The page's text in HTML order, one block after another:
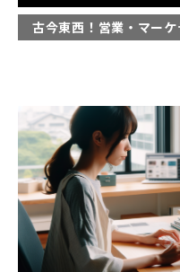
古今東西！営業・マー